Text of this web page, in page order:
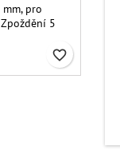
pro
5
favorite_border